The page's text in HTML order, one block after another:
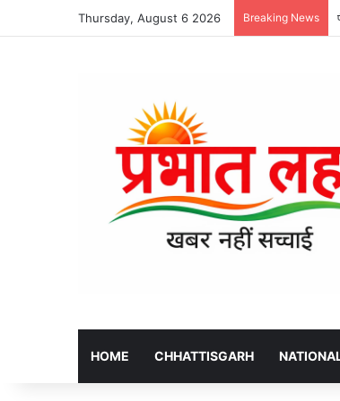
Thursday, August 6 2026 Breaking News
HOME CHHATTISGARH